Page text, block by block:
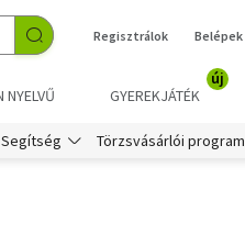
Regisztrálok Belépek
NYELVŰ GYEREKJÁTÉK
új
Segítség Törzsvásárlói program